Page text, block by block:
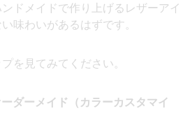
ドメイドで作り上げるレザーアイ
味わいがあるはずです。
を見てみてください。
ダーメイド（カラーカスタマイ